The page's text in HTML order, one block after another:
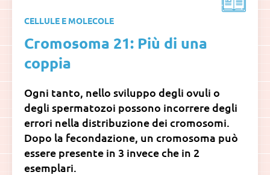
CELLULE E MOLECOLE
Cromosoma 21: Più di una
coppia
Ogni tanto, nello sviluppo degli ovuli o
degli spermatozoi possono incorrere degli
errori nella distribuzione dei cromosomi.
Dopo la fecondazione, un cromosoma può
essere presente in 3 invece che in 2
esemplari.